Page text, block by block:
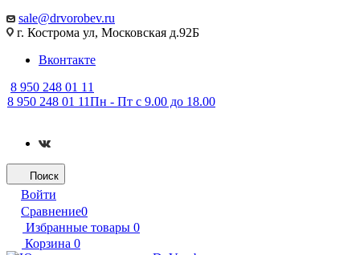
sale@drvorobev.ru
г. Кострома ул, Московская д.92Б
Вконтакте
8 950 248 01 11
8 950 248 01 11Пн - Пт с 9.00 до 18.00
Поиск
Войти
Сравнение0
Избранные товары 0
Корзина 0